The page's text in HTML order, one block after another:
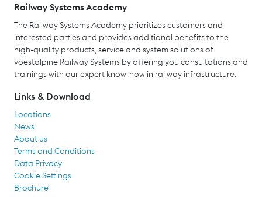
Railway Systems Academy
The Railway Systems Academy prioritizes customers and
interested parties and provides additional benefits to the
high-quality products, service and system solutions of
voestalpine Railway Systems by offering you consultations and
trainings with our expert know-how in railway infrastructure.
Links & Download
Locations
News
About us
Terms and Conditions
Data Privacy
Cookie Settings
Brochure